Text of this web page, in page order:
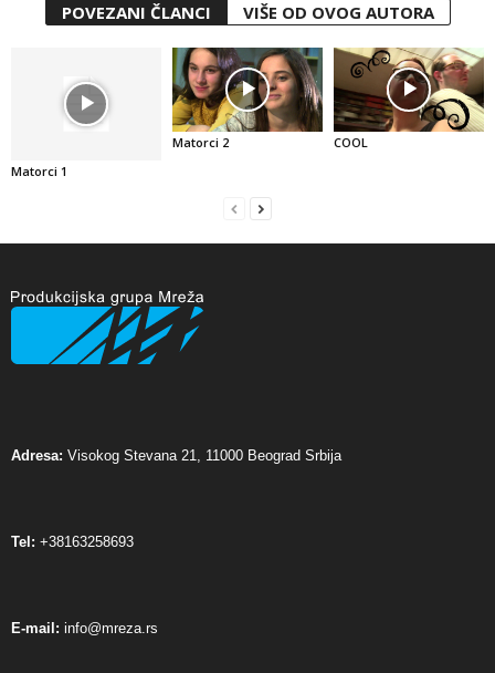
POVEZANI ČLANCI VIŠE OD OVOG AUTORA
Matorci 1
Matorci 2 COOL
Adresa: Visokog Stevana 21, 11000 Beograd Srbija
Tel: +38163258693
E-mail: info@mreza.rs